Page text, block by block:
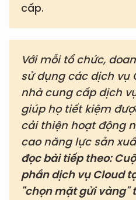
cấp.
Với mỗi tổ chức,
sử dụng các dịch vụ
nhà cung cấp dịch
giúp họ tiết kiệm
cải thiện hoạt động
cao năng lực sản
đọc bài tiếp theo:
phần dịch vụ Cloud
"chọn mặt gửi vàng"